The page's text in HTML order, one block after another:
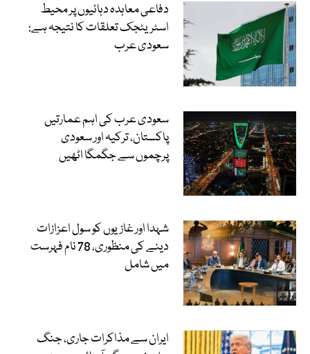
دفاعی معاہدہ دہائیوں پر محیط
اسٹریٹجک تعلقات کا نتیجہ ہے:
سعودی عرب
سعودی عرب کی اہم عمارتیں
پاکستان، ترکیہ اور سعودی
پرچموں سے جگمگا اٹھیں
شہدا اور غازیوں کو سول اعزازات
دینے کی منظوری، 78 نام فہرست
میں شامل
ایران سے مذاکرات جاری، جنگ